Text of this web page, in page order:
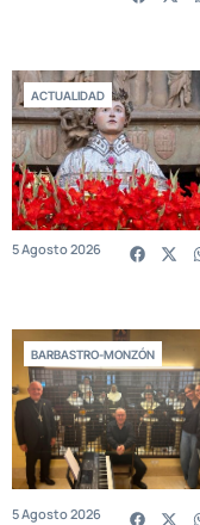
ACTUALIDAD
5 Agosto 2026
BARBASTRO-MONZÓN
5 Agosto 2026